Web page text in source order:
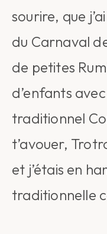
sourire, que
du Carnaval
de petites
d’enfants
traditionnel
t’avouer,
et j’étais en
traditionnelle